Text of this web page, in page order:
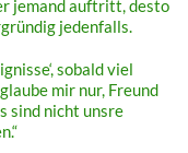
jemand auftritt, desto
jedenfalls.
sobald viel
mir nur, Freund
sind nicht unsre